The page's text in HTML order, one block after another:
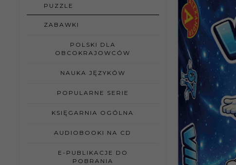
PUZZLE
ZABAWKI
POLSKI DLA
OBCOKRAJOWCÓW
NAUKA JĘZYKÓW
POPULARNE SERIE
KSIĘGARNIA OGÓLNA
AUDIOBOOKI NA CD
E-PUBLIKACJE DO
POBRANIA